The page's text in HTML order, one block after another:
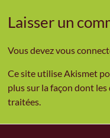
Laisser un
Vous devezvous
Ce site utilise Akismet
plus sur la façon dont
traitées.